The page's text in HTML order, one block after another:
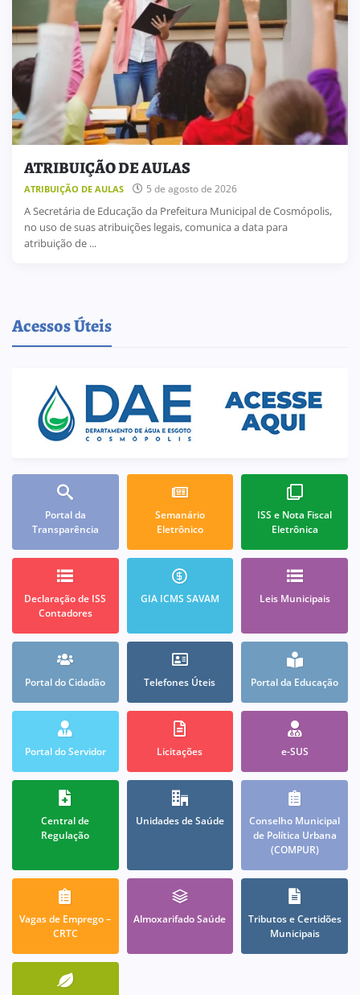
ATRIBUIÇÃO DE AULAS
ATRIBUIÇÃO DE AULAS 5 de agosto de 2026
A Secretária de Educação da Prefeitura Municipal de Cosmópolis,
no uso de suas atribuições legais, comunica a data para
atribuição de ...
Acessos Úteis
Portal da
Transparência
Semanário
Eletrônico
ISS e Nota Fiscal
Eletrônica
Declaração de ISS
Contadores
GIA ICMS SAVAM Leis Municipais
Portal do Cidadão Telefones Úteis Portal da Educação
Portal do Servidor Licitações e-SUS
Central de
Regulação
Unidades de Saúde
Conselho Municipal
de Política Urbana
(COMPUR)
Vagas de Emprego –
CRTC
Almoxarifado Saúde
Tributos e Certidões
Municipais